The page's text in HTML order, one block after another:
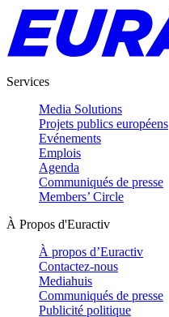
Services
Media Solutions
Projets publics européens
Evénements
Emplois
Agenda
Communiqués de presse
Members’ Circle
À Propos d'Euractiv
À propos d’Euractiv
Contactez-nous
Mediahuis
Communiqués de presse
Publicité politique